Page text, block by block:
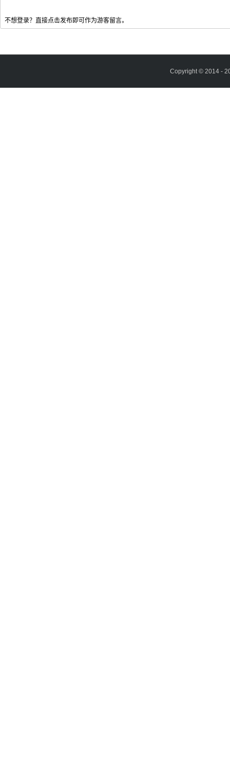
不想登录？直接点击发布即可作为游客留言。
Copyright © 2014 -